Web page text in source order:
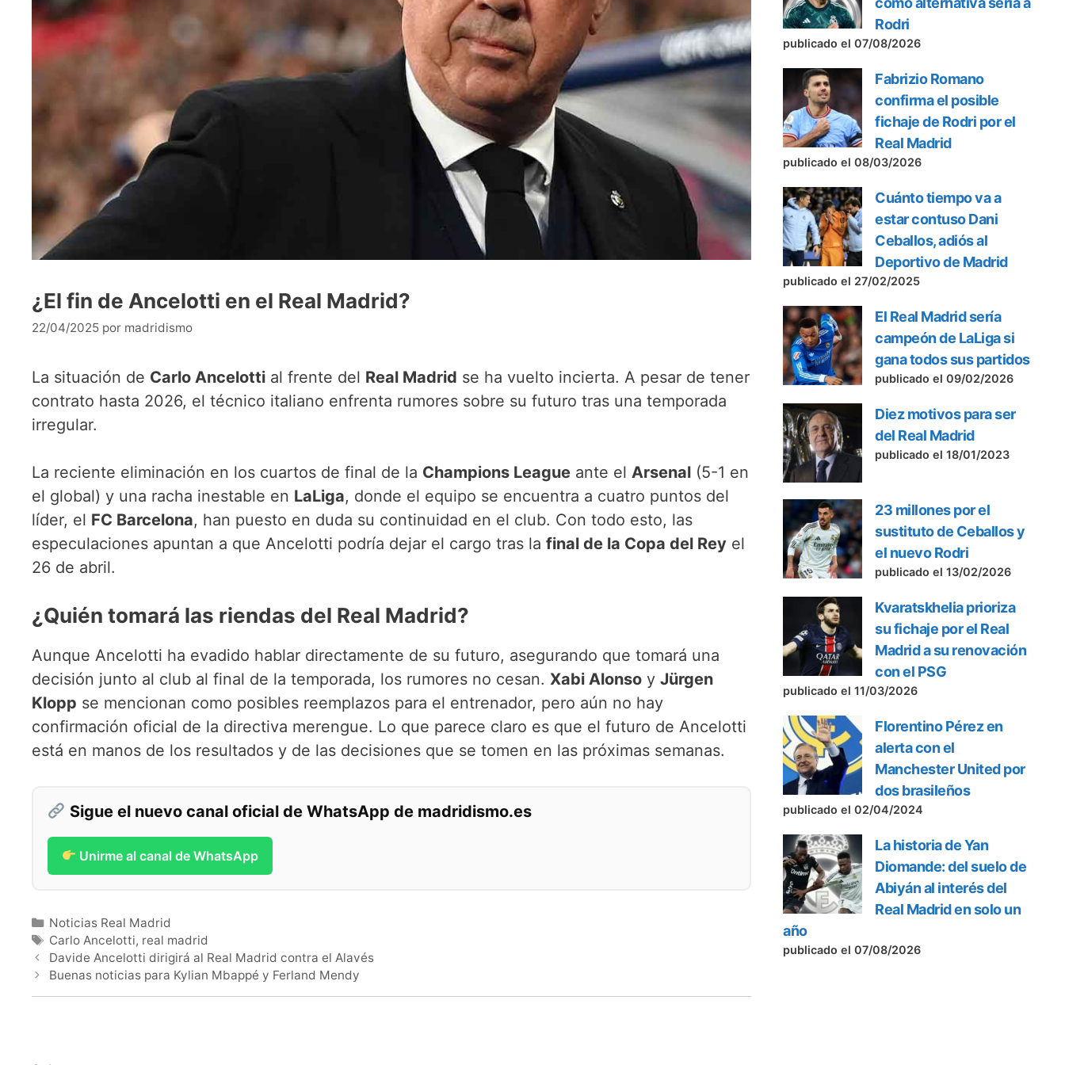
¿El fin de Ancelotti en el Real Madrid?
22/04/2025 por madridismo
La situación de Carlo Ancelotti al frente del Real Madrid se ha vuelto incierta. A pesar de tener
contrato hasta 2026, el técnico italiano enfrenta rumores sobre su futuro tras una temporada
irregular.
La reciente eliminación en los cuartos de final de la Champions League ante el Arsenal (5-1 en
el global) y una racha inestable en LaLiga, donde el equipo se encuentra a cuatro puntos del
líder, el FC Barcelona, han puesto en duda su continuidad en el club. Con todo esto, las
especulaciones apuntan a que Ancelotti podría dejar el cargo tras la final de la Copa del Rey el
26 de abril.
¿Quién tomará las riendas del Real Madrid?
Aunque Ancelotti ha evadido hablar directamente de su futuro, asegurando que tomará una
decisión junto al club al final de la temporada, los rumores no cesan. Xabi Alonso y Jürgen
Klopp se mencionan como posibles reemplazos para el entrenador, pero aún no hay
confirmación oficial de la directiva merengue. Lo que parece claro es que el futuro de Ancelotti
está en manos de los resultados y de las decisiones que se tomen en las próximas semanas.
Sigue el nuevo canal oficial de WhatsApp de madridismo.es
Unirme al canal de WhatsApp
Categorías
Noticias Real Madrid
Etiquetas
Carlo Ancelotti, real madrid
Davide Ancelotti dirigirá al Real Madrid contra el Alavés
Buenas noticias para Kylian Mbappé y Ferland Mendy
Rodri
publicado el 07/08/2026
Fabrizio Romano
confirma el posible
fichaje de Rodri por el
Real Madrid
publicado el 08/03/2026
Cuánto tiempo va a
estar contuso Dani
Ceballos, adiós al
Deportivo de Madrid
publicado el 27/02/2025
El Real Madrid sería
campeón de LaLiga si
gana todos sus partidos
publicado el 09/02/2026
Diez motivos para ser
del Real Madrid
publicado el 18/01/2023
23 millones por el
sustituto de Ceballos y
el nuevo Rodri
publicado el 13/02/2026
Kvaratskhelia prioriza
su fichaje por el Real
Madrid a su renovación
con el PSG
publicado el 11/03/2026
Florentino Pérez en
alerta con el
Manchester United por
dos brasileños
publicado el 02/04/2024
La historia de Yan
Diomande: del suelo de
Abiyán al interés del
Real Madrid en solo un
año
publicado el 07/08/2026